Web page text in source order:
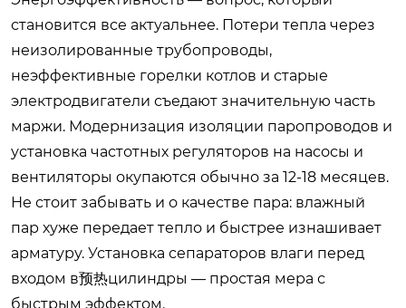
становится все актуальнее. Потери тепла через
неизолированные трубопроводы,
неэффективные горелки котлов и старые
электродвигатели съедают значительную часть
маржи. Модернизация изоляции паропроводов и
установка частотных регуляторов на насосы и
вентиляторы окупаются обычно за 12-18 месяцев.
Не стоит забывать и о качестве пара: влажный
пар хуже передает тепло и быстрее изнашивает
арматуру. Установка сепараторов влаги перед
входом в预热цилиндры — простая мера с
быстрым эффектом.